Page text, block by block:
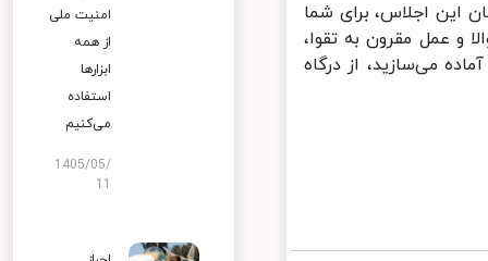
این اجلاس، برای شما
و عمل مقرون به تقوا،
می‌سازید، از درگاه
امنیت ملی
از همه
ابزارها
استفاده
می‌کنیم
1405/05/